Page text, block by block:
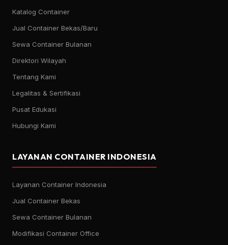
Katalog Container
Jual Container Bekas/Baru
Sewa Container Bulanan
Direktori Wilayah
Tentang Kami
Legalitas & Sertifikasi
Pusat Edukasi
Hubungi Kami
LAYANAN CONTAINER INDONESIA
Layanan Container Indonesia
Jual Container Bekas
Sewa Container Bulanan
Modifikasi Container Office